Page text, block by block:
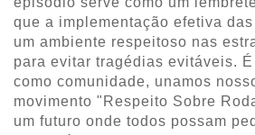
que a implementação efetiva
um ambiente respeitoso nas
para evitar tragédias evitáveis.
como comunidade, unamos
movimento "Respeito Sobre
um futuro onde todos possam